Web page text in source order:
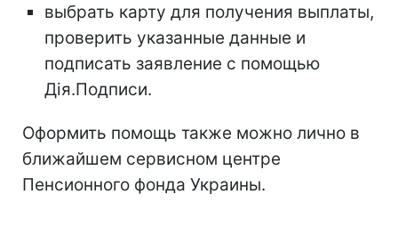
выбрать карту для получения выплаты,
проверить указанные данные и
подписать заявление с помощью
Дія.Подписи.
Оформить помощь также можно лично в
ближайшем сервисном центре
Пенсионного фонда Украины.